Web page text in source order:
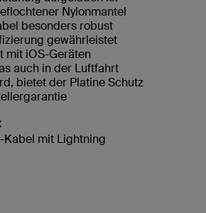
Nylonmantel
besonders robust
gewährleistet
mit iOS-Geräten
auch in der Luftfahrt
bietet der Platine Schutz
Kabel mit Lightning